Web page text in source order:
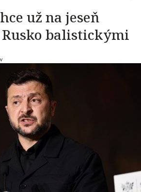
už na jeseň
balistickými